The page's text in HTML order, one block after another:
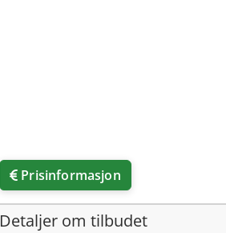
Prisinformasjon
Detaljer om tilbudet